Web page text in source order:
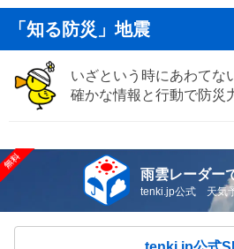
「知る防災」地震
いざという時にあわてな
確かな情報と行動で防災
雨雲レーダー
tenki.jp公式 天気